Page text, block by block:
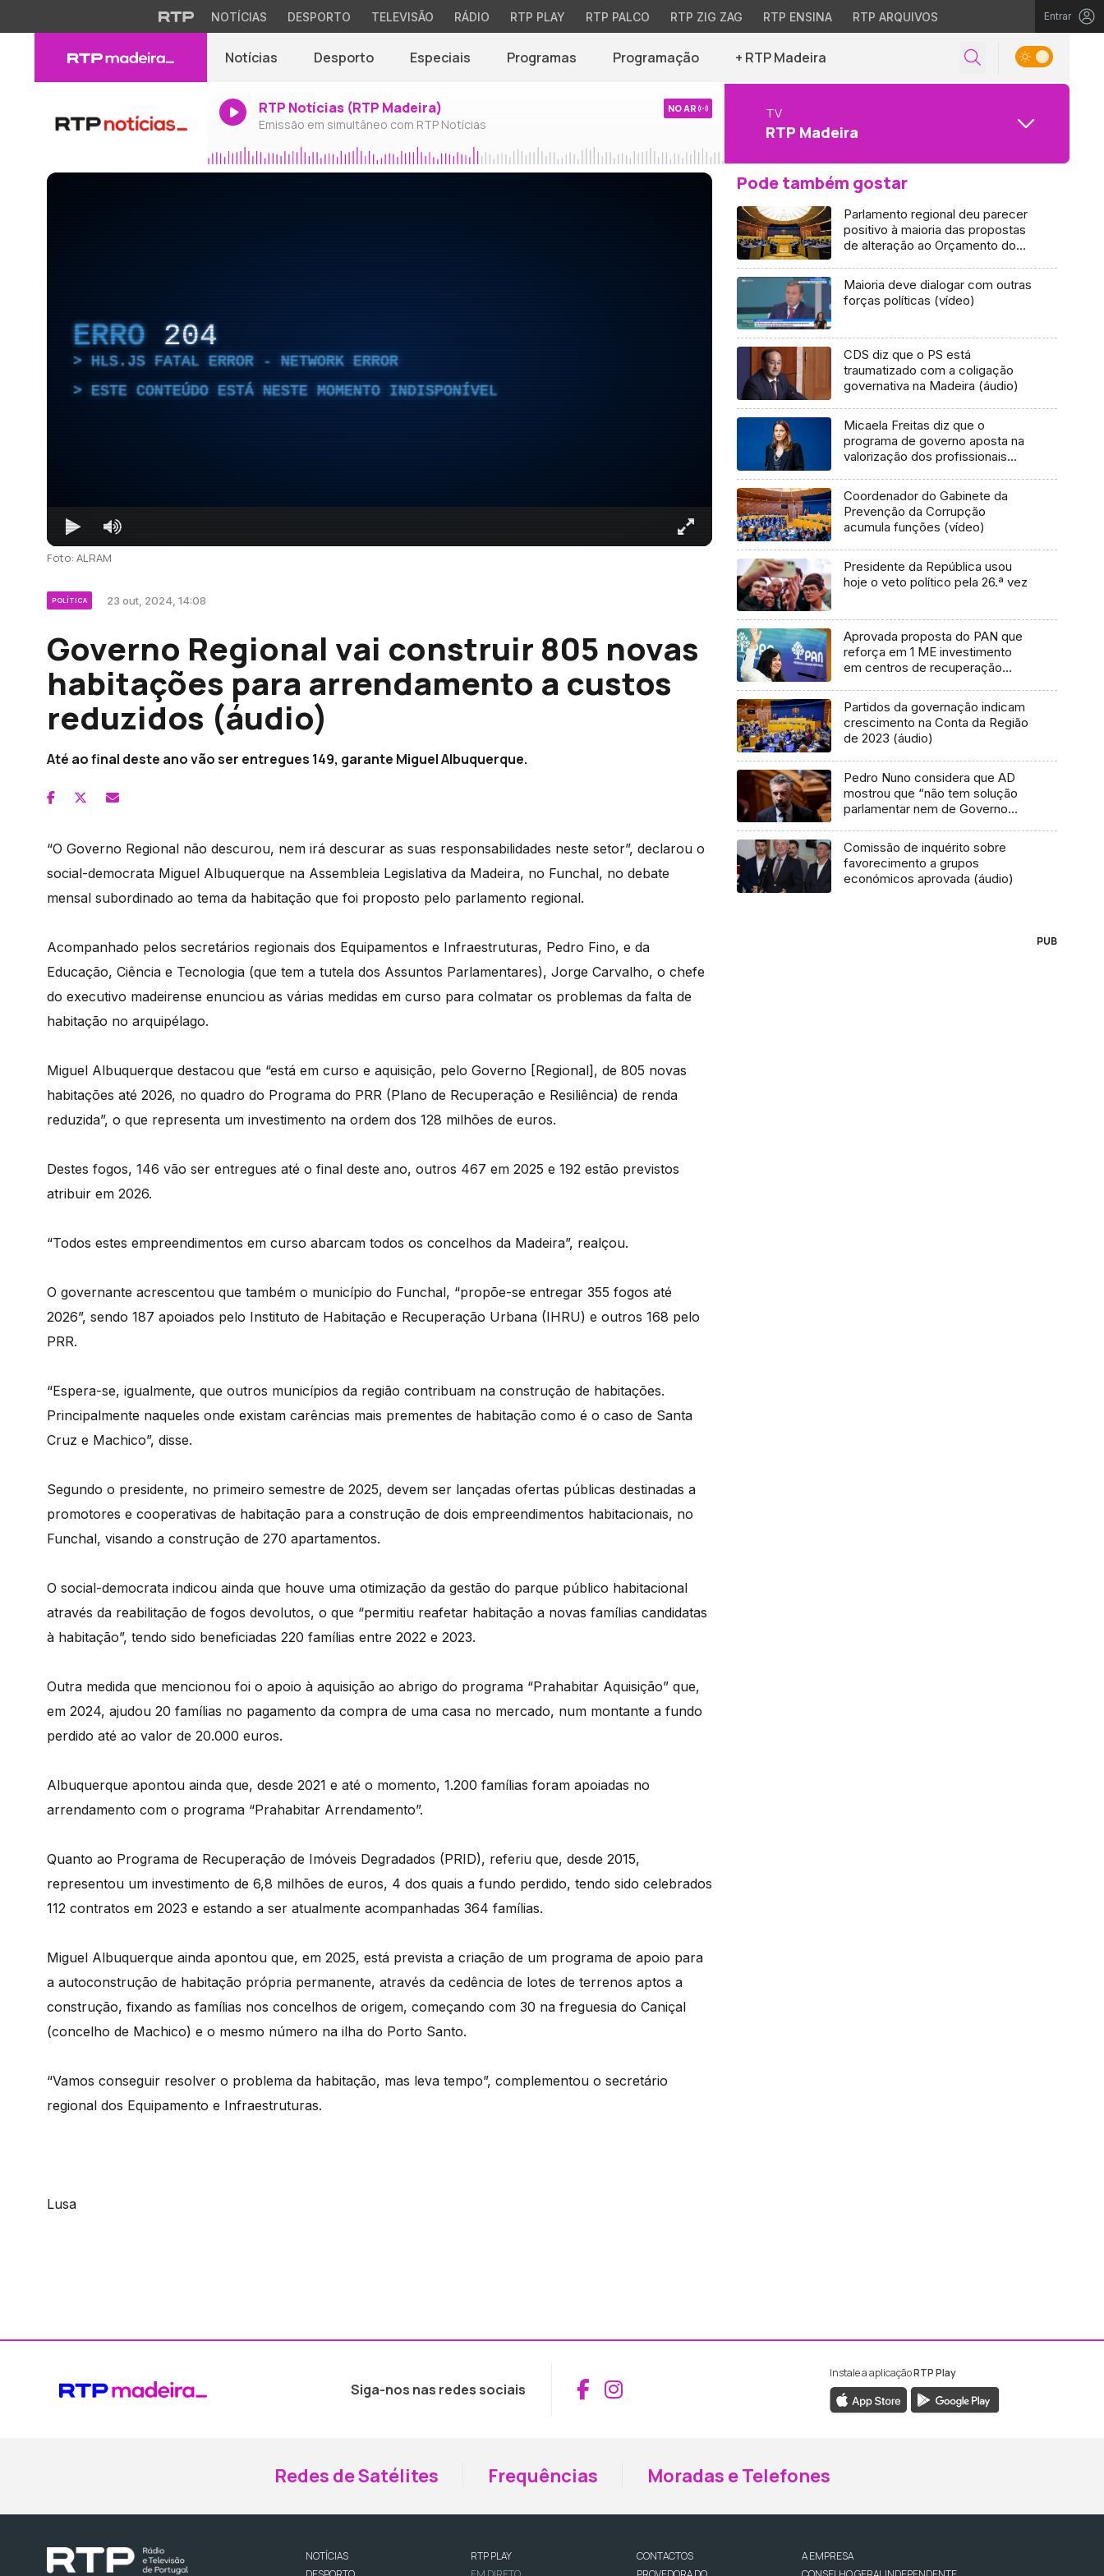
NOTÍCIAS DESPORTO TELEVISÃO RÁDIO RTP PLAY RTP PALCO RTP ZIG ZAG RTP ENSINA RTP ARQUIVOS Entrar
Notícias Desporto Especiais Programas Programação + RTP Madeira
RTP Notícias (RTP Madeira)
Emissão em simultâneo com RTP Notícias
NO AR TV
RTP Madeira
ERRO 204
HLS.JS FATAL ERROR - NETWORK ERROR
ESTE CONTEÚDO ESTÁ NESTE MOMENTO INDISPONÍVEL
Foto: ALRAM
POLÍTICA 23 out, 2024, 14:08
Governo Regional vai construir 805 novas
habitações para arrendamento a custos
reduzidos (áudio)
Até ao final deste ano vão ser entregues 149, garante Miguel Albuquerque.
“O Governo Regional não descurou, nem irá descurar as suas responsabilidades neste setor”, declarou o
social-democrata Miguel Albuquerque na Assembleia Legislativa da Madeira, no Funchal, no debate
mensal subordinado ao tema da habitação que foi proposto pelo parlamento regional.
Acompanhado pelos secretários regionais dos Equipamentos e Infraestruturas, Pedro Fino, e da
Educação, Ciência e Tecnologia (que tem a tutela dos Assuntos Parlamentares), Jorge Carvalho, o chefe
do executivo madeirense enunciou as várias medidas em curso para colmatar os problemas da falta de
habitação no arquipélago.
Miguel Albuquerque destacou que “está em curso e aquisição, pelo Governo [Regional], de 805 novas
habitações até 2026, no quadro do Programa do PRR (Plano de Recuperação e Resiliência) de renda
reduzida”, o que representa um investimento na ordem dos 128 milhões de euros.
Destes fogos, 146 vão ser entregues até o final deste ano, outros 467 em 2025 e 192 estão previstos
atribuir em 2026.
“Todos estes empreendimentos em curso abarcam todos os concelhos da Madeira”, realçou.
O governante acrescentou que também o município do Funchal, “propõe-se entregar 355 fogos até
2026”, sendo 187 apoiados pelo Instituto de Habitação e Recuperação Urbana (IHRU) e outros 168 pelo
PRR.
“Espera-se, igualmente, que outros municípios da região contribuam na construção de habitações.
Principalmente naqueles onde existam carências mais prementes de habitação como é o caso de Santa
Cruz e Machico”, disse.
Segundo o presidente, no primeiro semestre de 2025, devem ser lançadas ofertas públicas destinadas a
promotores e cooperativas de habitação para a construção de dois empreendimentos habitacionais, no
Funchal, visando a construção de 270 apartamentos.
O social-democrata indicou ainda que houve uma otimização da gestão do parque público habitacional
através da reabilitação de fogos devolutos, o que “permitiu reafetar habitação a novas famílias candidatas
à habitação”, tendo sido beneficiadas 220 famílias entre 2022 e 2023.
Outra medida que mencionou foi o apoio à aquisição ao abrigo do programa “Prahabitar Aquisição” que,
em 2024, ajudou 20 famílias no pagamento da compra de uma casa no mercado, num montante a fundo
perdido até ao valor de 20.000 euros.
Albuquerque apontou ainda que, desde 2021 e até o momento, 1.200 famílias foram apoiadas no
arrendamento com o programa “Prahabitar Arrendamento”.
Quanto ao Programa de Recuperação de Imóveis Degradados (PRID), referiu que, desde 2015,
representou um investimento de 6,8 milhões de euros, 4 dos quais a fundo perdido, tendo sido celebrados
112 contratos em 2023 e estando a ser atualmente acompanhadas 364 famílias.
Miguel Albuquerque ainda apontou que, em 2025, está prevista a criação de um programa de apoio para
a autoconstrução de habitação própria permanente, através da cedência de lotes de terrenos aptos a
construção, fixando as famílias nos concelhos de origem, começando com 30 na freguesia do Caniçal
(concelho de Machico) e o mesmo número na ilha do Porto Santo.
“Vamos conseguir resolver o problema da habitação, mas leva tempo”, complementou o secretário
regional dos Equipamento e Infraestruturas.
Lusa
Pode também gostar
Parlamento regional deu parecer
positivo à maioria das propostas
de alteração ao Orçamento do
Maioria deve dialogar com outras
forças políticas (vídeo)
CDS diz que o PS está
traumatizado com a coligação
governativa na Madeira (áudio)
Micaela Freitas diz que o
programa de governo aposta na
valorização dos profissionais
Coordenador do Gabinete da
Prevenção da Corrupção
acumula funções (vídeo)
Presidente da República usou
hoje o veto político pela 26.ª vez
Aprovada proposta do PAN que
reforça em 1 ME investimento
em centros de recuperação
Partidos da governação indicam
crescimento na Conta da Região
de 2023 (áudio)
Pedro Nuno considera que AD
mostrou que “não tem solução
parlamentar nem de Governo
Comissão de inquérito sobre
favorecimento a grupos
económicos aprovada (áudio)
PUB
Siga-nos nas redes sociais Aceder ao Facebook da RTP Madeira
Aceder ao Instagram da RTP Madeira
Instale a aplicaçãoRTP Play
Redes de Satélites Frequências Moradas e Telefones
NOTÍCIAS
RTP PLAY
CONTACTOS
A EMPRESA